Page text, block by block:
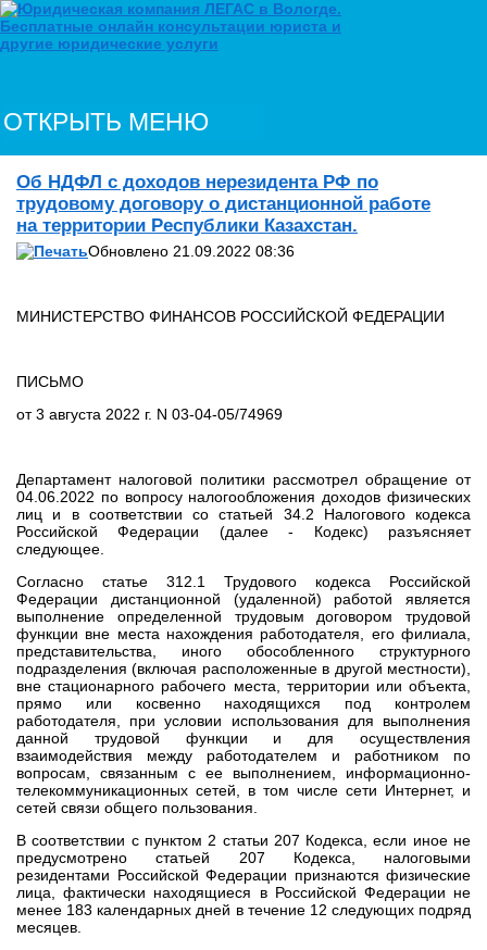
ОТКРЫТЬ МЕНЮ
Об НДФЛ с доходов нерезидента РФ по
трудовому договору о дистанционной работе
на территории Республики Казахстан.
Обновлено 21.09.2022 08:36
МИНИСТЕРСТВО ФИНАНСОВ РОССИЙСКОЙ ФЕДЕРАЦИИ
ПИСЬМО
от 3 августа 2022 г. N 03-04-05/74969
Департамент налоговой политики рассмотрел обращение от
04.06.2022 по вопросу налогообложения доходов физических
лиц и в соответствии со статьей 34.2 Налогового кодекса
Российской Федерации (далее - Кодекс) разъясняет
следующее.
Согласно статье 312.1 Трудового кодекса Российской
Федерации дистанционной (удаленной) работой является
выполнение определенной трудовым договором трудовой
функции вне места нахождения работодателя, его филиала,
представительства, иного обособленного структурного
подразделения (включая расположенные в другой местности),
вне стационарного рабочего места, территории или объекта,
прямо или косвенно находящихся под контролем
работодателя, при условии использования для выполнения
данной трудовой функции и для осуществления
взаимодействия между работодателем и работником по
вопросам, связанным с ее выполнением, информационно-
телекоммуникационных сетей, в том числе сети Интернет, и
сетей связи общего пользования.
В соответствии с пунктом 2 статьи 207 Кодекса, если иное не
предусмотрено статьей 207 Кодекса, налоговыми
резидентами Российской Федерации признаются физические
лица, фактически находящиеся в Российской Федерации не
менее 183 календарных дней в течение 12 следующих подряд
месяцев.